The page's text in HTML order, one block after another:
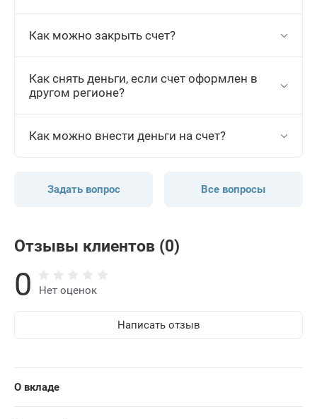
Как можно закрыть счет?
Как снять деньги, если счет оформлен в
другом регионе?
Как можно внести деньги на счет?
Задать вопрос Все вопросы
Отзывы клиентов (0)
0 Нет оценок
Написать отзыв
О вкладе